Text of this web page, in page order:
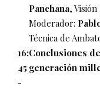
Panchana, Visión
Moderador:
Técnica de
16:
45
-
Conclusiones
generación